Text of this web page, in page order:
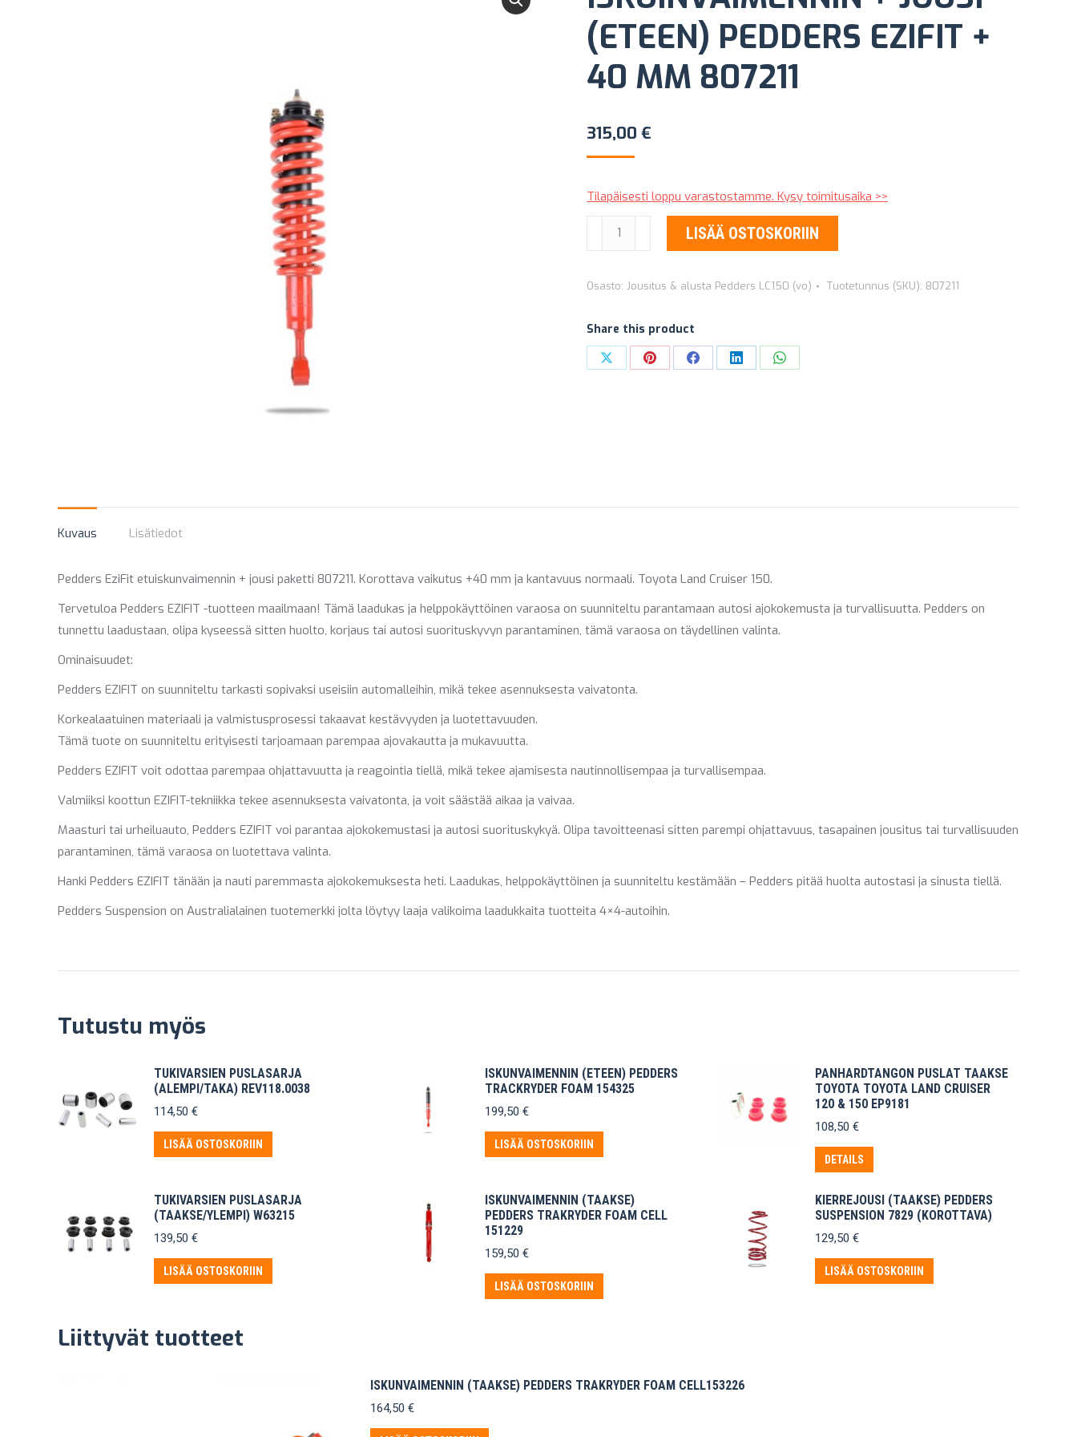
(ETEEN) PEDDERS EZIFIT +
40 MM 807211
315,00 €
Tilapäisesti loppu varastostamme. Kysy toimitusaika >>
ISKUINVAIMENNIN
(ETEEN)
EZIFIT
LISÄÄ OSTOSKORIIN
Osasto: Jousitus & alusta Pedders LC150 (vo) Tuotetunnus (SKU): 807211
Share this product
Share Share Share Share Share
Kuvaus Lisätiedot
Pedders EziFit etuiskunvaimennin + jousi paketti 807211. Korottava vaikutus +40 mm ja kantavuus normaali. Toyota Land Cruiser 150.
Tervetuloa Pedders EZIFIT -tuotteen maailmaan! Tämä laadukas ja helppokäyttöinen varaosa on suunniteltu parantamaan autosi ajokokemusta ja turvallisuutta. Pedders on
tunnettu laadustaan, olipa kyseessä sitten huolto, korjaus tai autosi suorituskyvyn parantaminen, tämä varaosa on täydellinen valinta.
Ominaisuudet:
Pedders EZIFIT on suunniteltu tarkasti sopivaksi useisiin automalleihin, mikä tekee asennuksesta vaivatonta.
Korkealaatuinen materiaali ja valmistusprosessi takaavat kestävyyden ja luotettavuuden.
Tämä tuote on suunniteltu erityisesti tarjoamaan parempaa ajovakautta ja mukavuutta.
Pedders EZIFIT voit odottaa parempaa ohjattavuutta ja reagointia tiellä, mikä tekee ajamisesta nautinnollisempaa ja turvallisempaa.
Valmiiksi koottun EZIFIT-tekniikka tekee asennuksesta vaivatonta, ja voit säästää aikaa ja vaivaa.
Maasturi tai urheiluauto, Pedders EZIFIT voi parantaa ajokokemustasi ja autosi suorituskykyä. Olipa tavoitteenasi sitten parempi ohjattavuus, tasapainen jousitus tai turvallisuuden
parantaminen, tämä varaosa on luotettava valinta.
Hanki Pedders EZIFIT tänään ja nauti paremmasta ajokokemuksesta heti. Laadukas, helppokäyttöinen ja suunniteltu kestämään – Pedders pitää huolta autostasi ja sinusta tiellä.
Pedders Suspension on Australialainen tuotemerkki jolta löytyy laaja valikoima laadukkaita tuotteita 4×4-autoihin.
Tutustu myös
TUKIVARSIEN PUSLASARJA
(ALEMPI/TAKA) REV118.0038
114,50 €
LISÄÄ OSTOSKORIIN
ISKUNVAIMENNIN (ETEEN) PEDDERS
TRACKRYDER FOAM 154325
199,50 €
LISÄÄ OSTOSKORIIN
PANHARDTANGON PUSLAT TAAKSE
TOYOTA TOYOTA LAND CRUISER
120 & 150 EP9181
108,50 €
DETAILS
TUKIVARSIEN PUSLASARJA
(TAAKSE/YLEMPI) W63215
139,50 €
LISÄÄ OSTOSKORIIN
ISKUNVAIMENNIN (TAAKSE)
PEDDERS TRAKRYDER FOAM CELL
151229
159,50 €
LISÄÄ OSTOSKORIIN
KIERREJOUSI (TAAKSE) PEDDERS
SUSPENSION 7829 (KOROTTAVA)
129,50 €
LISÄÄ OSTOSKORIIN
Liittyvät tuotteet
ISKUNVAIMENNIN (TAAKSE) PEDDERS TRAKRYDER FOAM CELL153226
164,50 €